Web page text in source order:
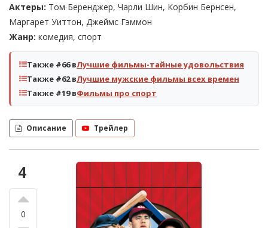
Актеры: Том Беренджер, Чарли Шин, Корбин Бернсен,
Маргарет Уиттон, Джеймс Гэммон
Жанр: комедия, спорт
Также #66 вЛучшие фильмы-тайные удовольствия
Также #62 вЛучшие мужские фильмы всех времен
Также #19 вФильмы про спорт
Описание Трейлер
4
0